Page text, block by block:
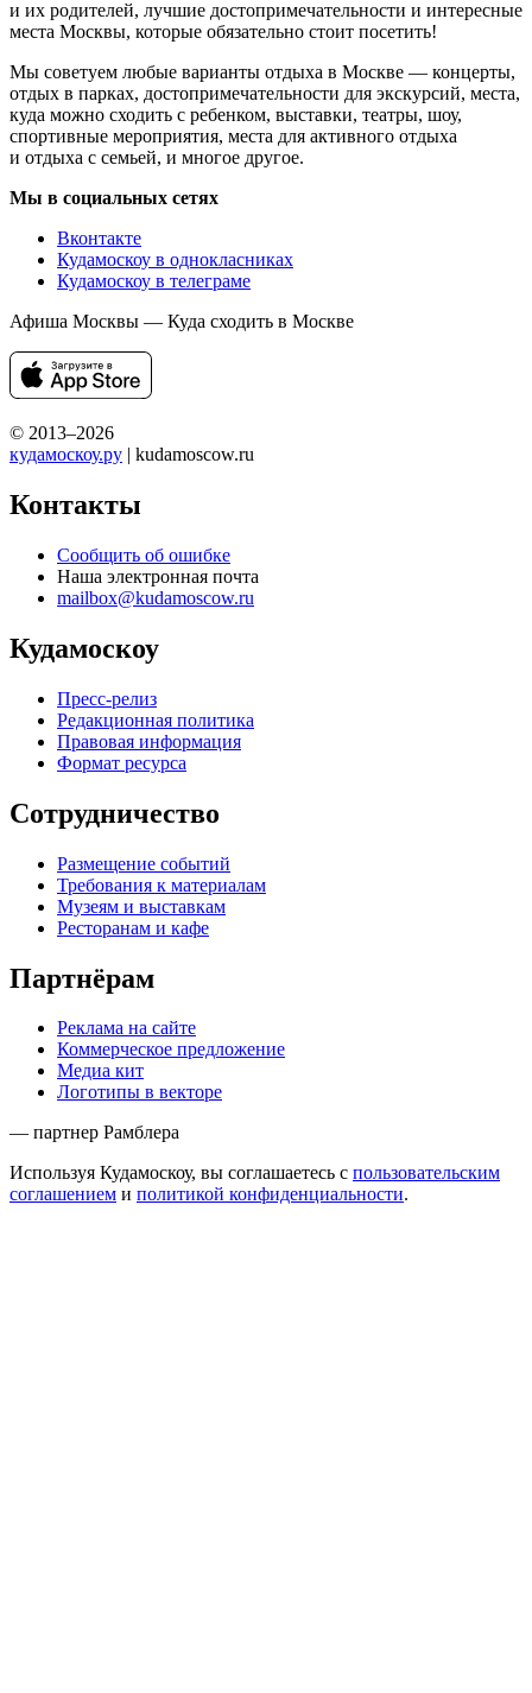
и их родителей, лучшие достопримечательности и интересные
места Москвы, которые обязательно стоит посетить!
Мы советуем любые варианты отдыха в Москве — концерты,
отдых в парках, достопримечательности для экскурсий, места,
куда можно сходить с ребенком, выставки, театры, шоу,
спортивные мероприятия, места для активного отдыха
и отдыха с семьей, и многое другое.
Мы в социальных сетях
Вконтакте
Кудамоскоу в однокласниках
Кудамоскоу в телеграме
Афиша Москвы — Куда сходить в Москве
© 2013–2026
кудамоскоу.ру | kudamoscow.ru
Контакты
Сообщить об ошибке
Наша электронная почта
mailbox@kudamoscow.ru
Кудамоскоу
Пресс-релиз
Редакционная политика
Правовая информация
Формат ресурса
Сотрудничество
Размещение событий
Требования к материалам
Музеям и выставкам
Ресторанам и кафе
Партнёрам
Реклама на сайте
Коммерческое предложение
Медиа кит
Логотипы в векторе
— партнер Рамблера
Используя Кудамоскоу, вы соглашаетесь с пользовательским
соглашением и политикой конфиденциальности.